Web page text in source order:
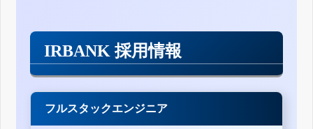
IRBANK 採用情報
フルスタックエンジニア